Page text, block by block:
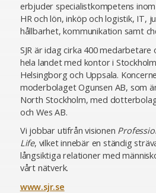
erbjuder specialistkompetens
HR och lön, inköp och logistik, IT,
hållbarhet, kommunikation samt
SJR är idag cirka 400
hela landet med kontor i
Helsingborg och Uppsala.
moderbolaget Ogunsen AB, som
North Stockholm, med
och Wes AB.
Vi jobbar utifrån visionen
Life, vilket innebär en ständig
långsiktiga relationer med
vårt nätverk.
www.sjr.se